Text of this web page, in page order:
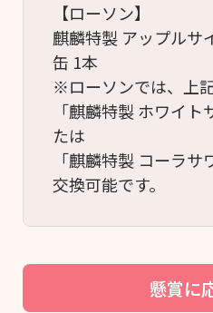
【ローソン】
麒麟特製 アップルサ
缶 1本
※ローソンでは、上
「麒麟特製 ホワイ
たは
「麒麟特製 コーラ
交換可能です。
懸賞に